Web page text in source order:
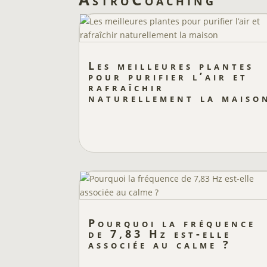
Les meilleures plantes
pour purifier l’air et
rafraîchir
naturellement la maison
Pourquoi la fréquence
de 7,83 Hz est-elle
associée au calme ?